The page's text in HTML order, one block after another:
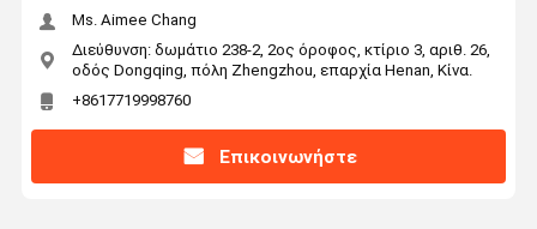
Ms. Aimee Chang
Διεύθυνση: δωμάτιο 238-2, 2ος όροφος, κτίριο 3, αριθ. 26,
οδός Dongqing, πόλη Zhengzhou, επαρχία Henan, Κίνα.
+8617719998760
Επικοινωνήστε